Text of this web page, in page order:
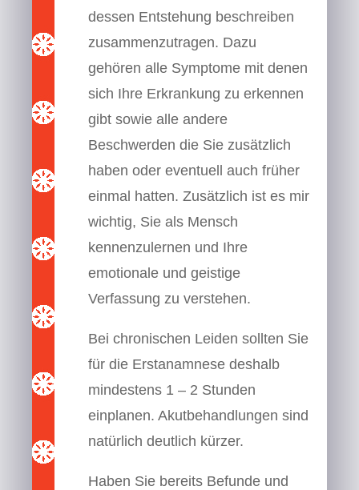
dessen Entstehung beschreiben
zusammenzutragen. Dazu
gehören alle Symptome mit denen
sich Ihre Erkrankung zu erkennen
gibt sowie alle andere
Beschwerden die Sie zusätzlich
haben oder eventuell auch früher
einmal hatten. Zusätzlich ist es mir
wichtig, Sie als Mensch
kennenzulernen und Ihre
emotionale und geistige
Verfassung zu verstehen.
Bei chronischen Leiden sollten Sie
für die Erstanamnese deshalb
mindestens 1 – 2 Stunden
einplanen. Akutbehandlungen sind
natürlich deutlich kürzer.
Haben Sie bereits Befunde und